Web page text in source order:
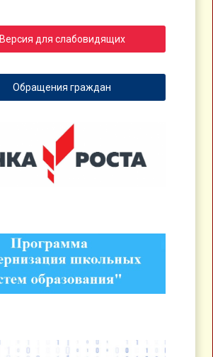
Версия для слабовидящих
Обращения граждан